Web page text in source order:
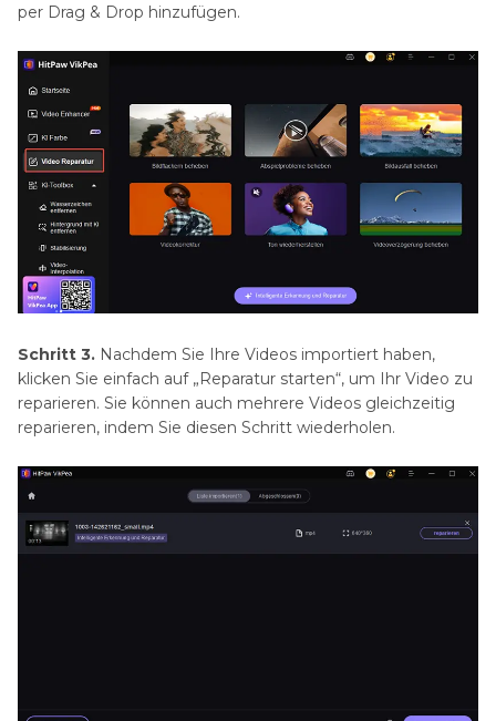
per Drag & Drop hinzufügen.
Schritt 3. Nachdem Sie Ihre Videos importiert haben,
klicken Sie einfach auf „Reparatur starten“, um Ihr Video zu
reparieren. Sie können auch mehrere Videos gleichzeitig
reparieren, indem Sie diesen Schritt wiederholen.